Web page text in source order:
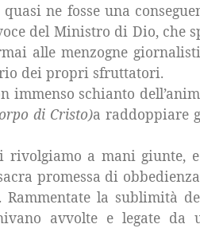
ne fosse una
del Ministro di Dio, che
alle menzogne
dei propri sfruttatori.
immenso schianto
di Cristo)a raddoppiare
a mani giunte,
promessa di
la sublimità
avvolte e legate